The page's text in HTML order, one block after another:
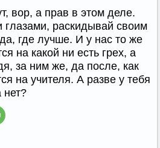
вор, а прав в этом деле.
глазами, раскидывай своим
где лучше. И у нас то же
на какой ни есть грех, а
за ним же, да после, как
на учителя. А разве у тебя
нет?